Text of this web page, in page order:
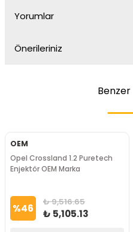
Yorumlar
Önerileriniz
Benzer
OEM
Opel Crossland 1.2 Puretech
Enjektör OEM Marka
%46 ₺ 9,516.65
₺ 5,105.13